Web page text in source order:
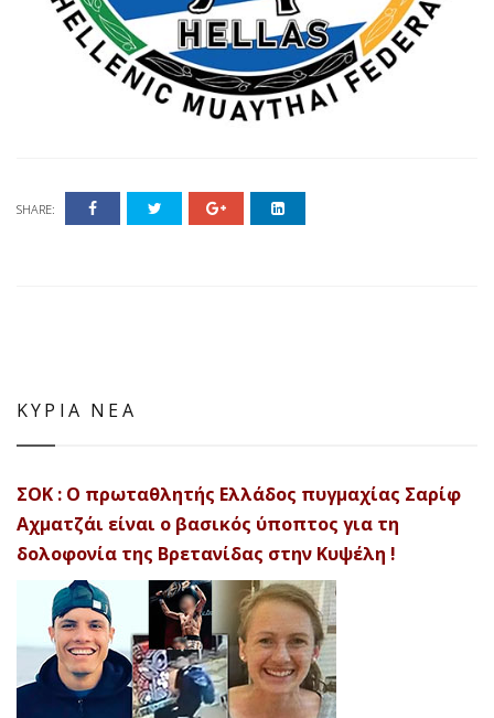
SHARE:
ΚΥΡΙΑ ΝΕΑ
ΣΟΚ : Ο πρωταθλητής Ελλάδος πυγμαχίας Σαρίφ
Αχματζάι είναι ο βασικός ύποπτος για τη
δολοφονία της Βρετανίδας στην Κυψέλη !